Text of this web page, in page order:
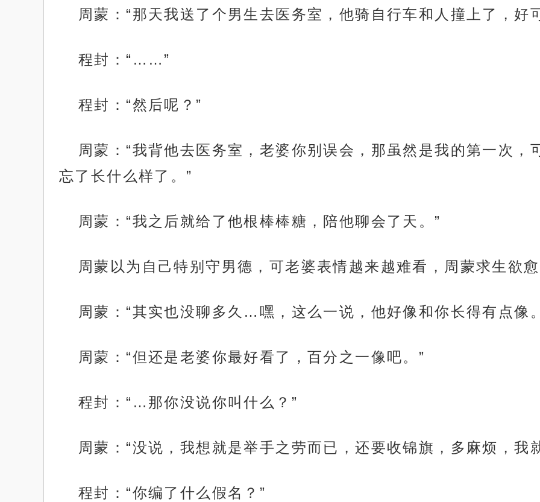
周蒙：“那天我送了个男生去医务室，他骑自行车和人撞上了，好
程封：“……”
程封：“然后呢？”
周蒙：“我背他去医务室，老婆你别误会，那虽然是我的第一次，
忘了长什么样了。”
周蒙：“我之后就给了他根棒棒糖，陪他聊会了天。”
周蒙以为自己特别守男德，可老婆表情越来越难看，周蒙求生欲
周蒙：“其实也没聊多久…嘿，这么一说，他好像和你长得有点像
周蒙：“但还是老婆你最好看了，百分之一像吧。”
程封：“…那你没说你叫什么？”
周蒙：“没说，我想就是举手之劳而已，还要收锦旗，多麻烦，我
程封：“你编了什么假名？”